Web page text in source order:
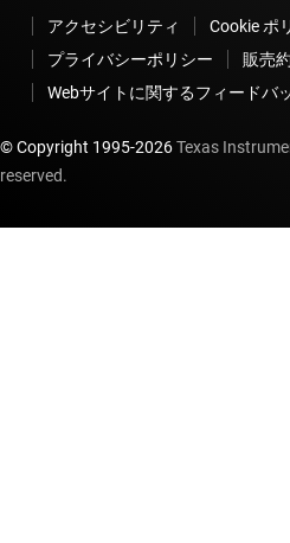
アクセシビリティ
Cookie ポ
プライバシーポリシー
販売
Webサイトに関するフィードバ
© Copyright 1995-2026Texas
reserved.